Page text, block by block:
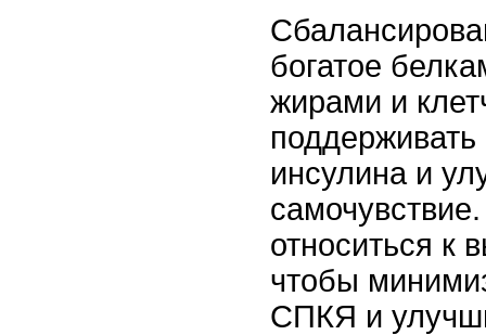
богатое
жирами и
инсулина и
относиться к
чтобы
СПКЯ и